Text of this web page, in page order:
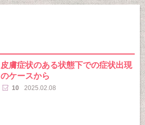
皮膚症状のある状態下での症状出現
のケースから
10 2025.02.08